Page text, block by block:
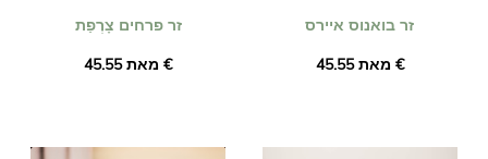
זר פרחים צָרְפַת
מאת ‏45.55 €
זר בואנוס איירס
מאת ‏45.55 €